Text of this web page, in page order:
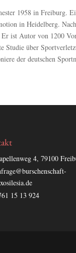
1958 in Freiburg.
in Heidelberg.
ist Autor von 1200
Studie über
der deutschen
4, 79100
15 13 924